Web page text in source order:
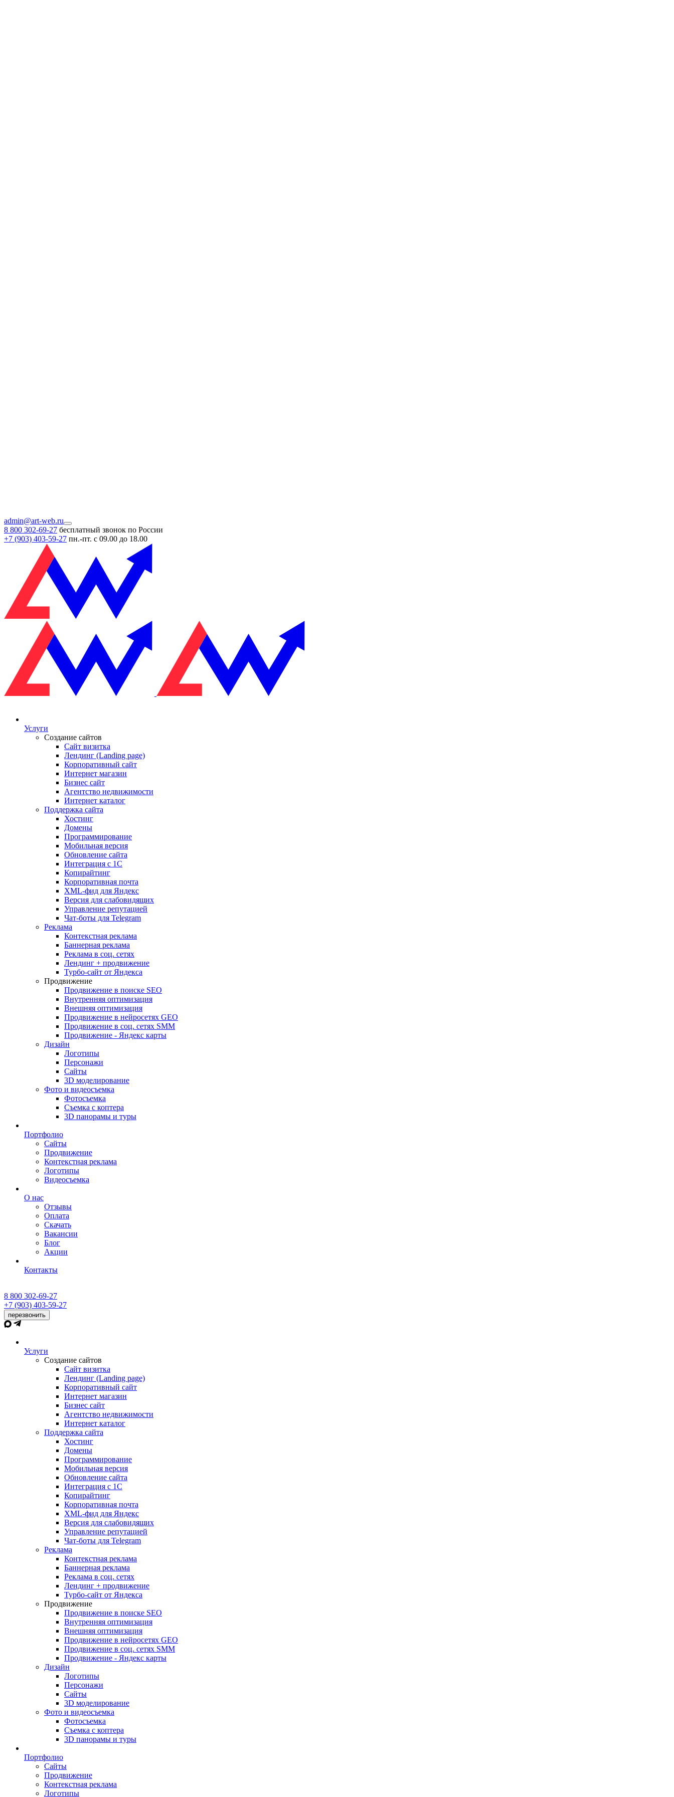
admin@art-web.ru
8 800 302-69-27 бесплатный звонок по России
+7 (903) 403-59-27 пн.-пт. с 09.00 до 18.00
Услуги
Создание сайтов
Сайт визитка
Лендинг (Landing page)
Корпоративный сайт
Интернет магазин
Бизнес сайт
Агентство недвижимости
Интернет каталог
Поддержка сайта
Хостинг
Домены
Программирование
Мобильная версия
Обновление сайта
Интеграция с 1С
Копирайтинг
Корпоративная почта
XML-фид для Яндекс
Версия для слабовидящих
Управление репутацией
Чат-боты для Telegram
Реклама
Контекстная реклама
Баннерная реклама
Реклама в соц. сетях
Лендинг + продвижение
Турбо-сайт от Яндекса
Продвижение
Продвижение в поиске SEO
Внутренняя оптимизация
Внешняя оптимизация
Продвижение в нейросетях GEO
Продвижение в соц. сетях SMM
Продвижение - Яндекс карты
Дизайн
Логотипы
Персонажи
Сайты
3D моделирование
Фото и видеосъемка
Фотосъемка
Съемка с коптера
3D панорамы и туры
Портфолио
Сайты
Продвижение
Контекстная реклама
Логотипы
Видеосъемка
О нас
Отзывы
Оплата
Скачать
Вакансии
Блог
Акции
Контакты
8 800 302-69-27
+7 (903) 403-59-27
перезвонить
Услуги
Создание сайтов
Сайт визитка
Лендинг (Landing page)
Корпоративный сайт
Интернет магазин
Бизнес сайт
Агентство недвижимости
Интернет каталог
Поддержка сайта
Хостинг
Домены
Программирование
Мобильная версия
Обновление сайта
Интеграция с 1С
Копирайтинг
Корпоративная почта
XML-фид для Яндекс
Версия для слабовидящих
Управление репутацией
Чат-боты для Telegram
Реклама
Контекстная реклама
Баннерная реклама
Реклама в соц. сетях
Лендинг + продвижение
Турбо-сайт от Яндекса
Продвижение
Продвижение в поиске SEO
Внутренняя оптимизация
Внешняя оптимизация
Продвижение в нейросетях GEO
Продвижение в соц. сетях SMM
Продвижение - Яндекс карты
Дизайн
Логотипы
Персонажи
Сайты
3D моделирование
Фото и видеосъемка
Фотосъемка
Съемка с коптера
3D панорамы и туры
Портфолио
Сайты
Продвижение
Контекстная реклама
Логотипы